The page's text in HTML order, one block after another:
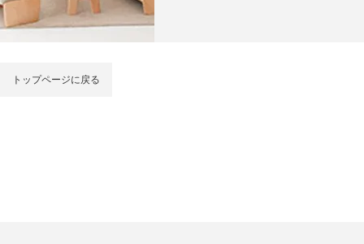
トップページに戻る